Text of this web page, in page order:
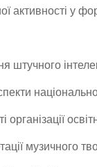
активності у
штучного
музичного